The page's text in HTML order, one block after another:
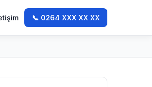
📞 0264 XXX XX XX